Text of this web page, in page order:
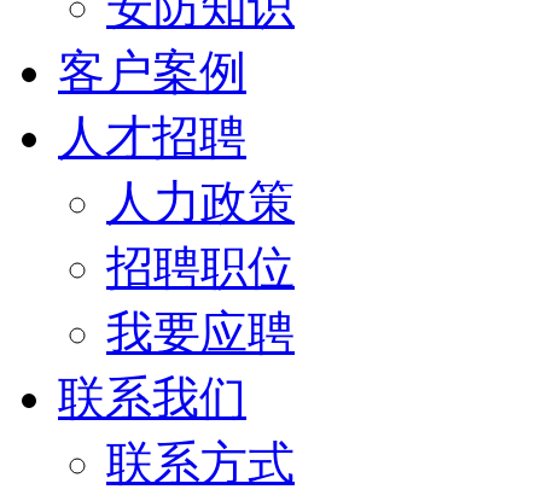
客户案例
人才招聘
人力政策
招聘职位
我要应聘
联系我们
联系方式